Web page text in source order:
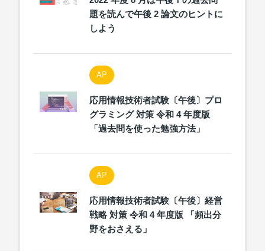
題を読んで午後 2 論文のヒントに
しよう
AP
応用情報技術者試験〔午後〕プロ
グラミング 対策 令和 4 年度版
「過去問を使った勉強方法」
AP
応用情報技術者試験〔午後〕経営
戦略 対策 令和 4 年度版 「頻出分
野をおさえる」